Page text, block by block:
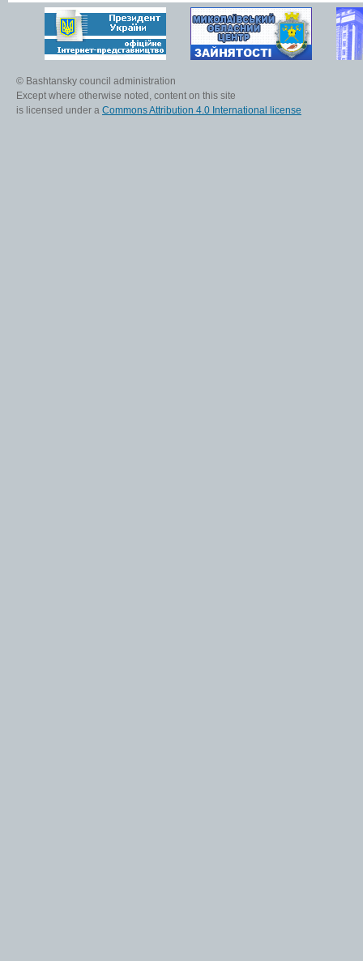
© Bashtansky council administration
Except where otherwise noted, content on this site
is licensed under a Commons Attribution 4.0 International license